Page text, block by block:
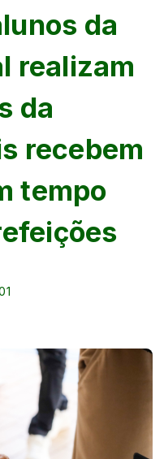
da
realizam
da
recebem
tempo